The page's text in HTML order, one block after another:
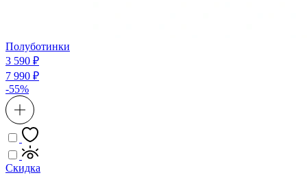
Полуботинки
3 590 ₽
7 990 ₽
-55%
Скидка